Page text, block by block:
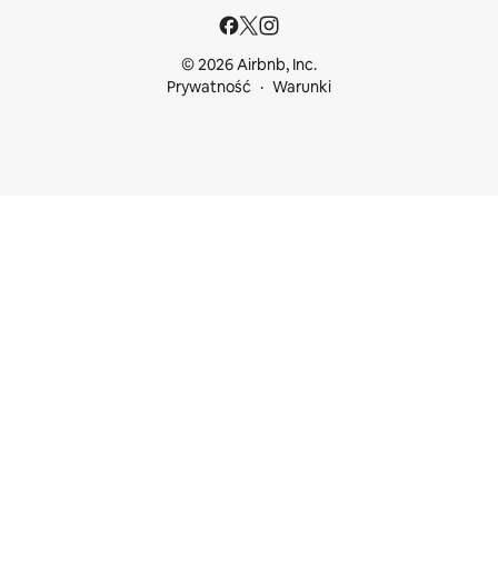
© 2026 Airbnb, Inc.
Prywatność
Warunki